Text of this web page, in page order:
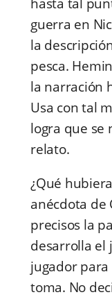
guerra en
la
pesca.
la narración
Usa con tal
logra que se
relato.
¿Qué
anécdota de
precisos la
desarrolla el
jugador
toma. No